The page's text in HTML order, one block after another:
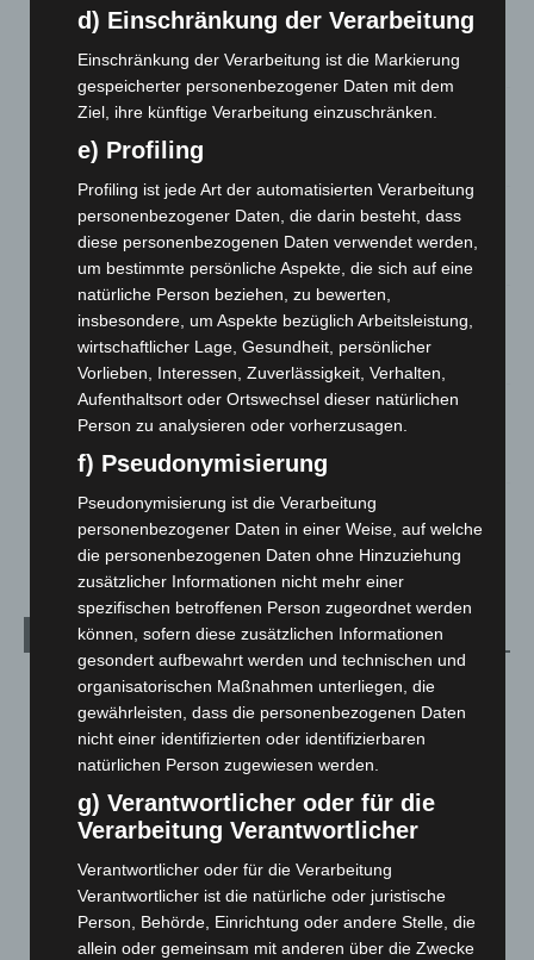
Niedersachsen: Feuerwehrkräfte kehren nach
Waldbrandeinsatz aus Spanien zurück
7. August 2026
Hannover: Erste Tigermücken-Population in Niedersachsen
7. August 2026
Brand im „Haus der Begegnung“ in Neuwarmbüchen schnell
eingedämmt
6. August 2026
Region Hannover: 21 neue Notfallsanitäter starten beim
Roten Kreuz
Mann läuft mit Hockeyschläger über A7 – Polizei sucht
Zeugen
5. August 2026
Celle: Mensch stirbt bei Bagger-Unfall auf Baustelle
5. August 2026
Kategorien
Blaulicht
Corona-News
Hannover und Region
Langenhagen und Ortsteile
Leserbriefe
Menschen
Über uns
Veranstaltungen
1.888
d) Einschränkung der Verarbeitung
Einschränkung der Verarbeitung ist die Markierung
gespeicherter personenbezogener Daten mit dem
Ziel, ihre künftige Verarbeitung einzuschränken.
e) Profiling
Profiling ist jede Art der automatisierten Verarbeitung
personenbezogener Daten, die darin besteht, dass
diese personenbezogenen Daten verwendet werden,
um bestimmte persönliche Aspekte, die sich auf eine
natürliche Person beziehen, zu bewerten,
insbesondere, um Aspekte bezüglich Arbeitsleistung,
wirtschaftlicher Lage, Gesundheit, persönlicher
Vorlieben, Interessen, Zuverlässigkeit, Verhalten,
Aufenthaltsort oder Ortswechsel dieser natürlichen
Person zu analysieren oder vorherzusagen.
f) Pseudonymisierung
Pseudonymisierung ist die Verarbeitung
personenbezogener Daten in einer Weise, auf welche
die personenbezogenen Daten ohne Hinzuziehung
zusätzlicher Informationen nicht mehr einer
spezifischen betroffenen Person zugeordnet werden
können, sofern diese zusätzlichen Informationen
gesondert aufbewahrt werden und technischen und
organisatorischen Maßnahmen unterliegen, die
gewährleisten, dass die personenbezogenen Daten
nicht einer identifizierten oder identifizierbaren
natürlichen Person zugewiesen werden.
g) Verantwortlicher oder für die
Verarbeitung Verantwortlicher
Verantwortlicher oder für die Verarbeitung
Verantwortlicher ist die natürliche oder juristische
Person, Behörde, Einrichtung oder andere Stelle, die
allein oder gemeinsam mit anderen über die Zwecke